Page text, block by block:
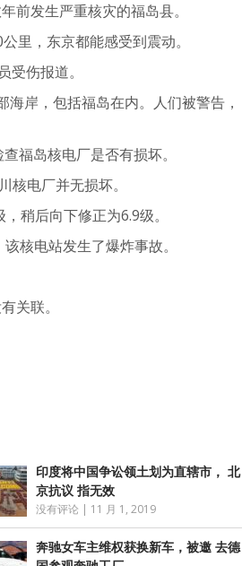
前发生严重核灾的福岛县。
里，东京都能感受到震动。
伤报道。
岸，包括福岛在内。人们被警告，
福岛核电厂是否有损坏。
电厂并无损坏。
稍后向下修正为6.9级。
核电站发生了爆炸事故。
关联。
印度将中国争讼领土划为直辖市， 北
京抗议 指无效
没有评论 | 11 月 1, 2019
奔驰女车主维权获换新车，被邀 去德